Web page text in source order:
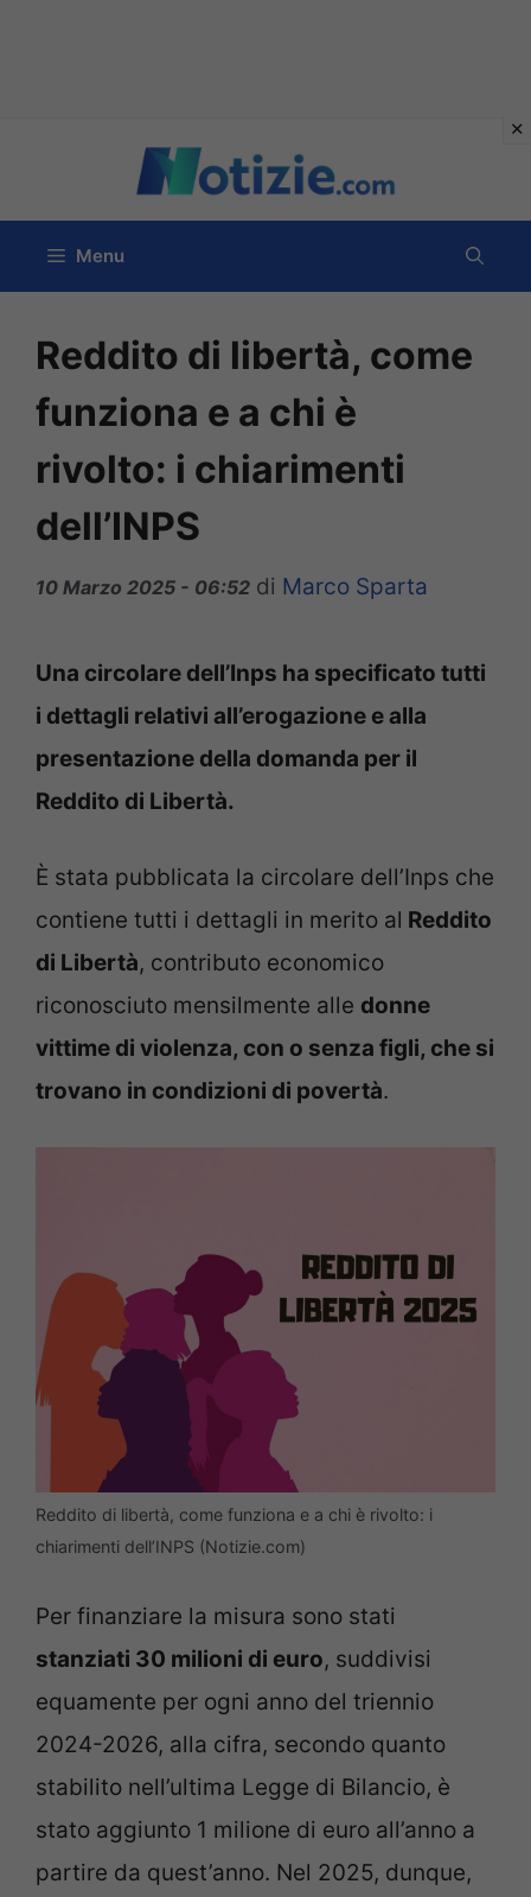
contenuto
Menu
Reddito di libertà, come
funziona e a chi è
rivolto: i chiarimenti
dell’INPS
10 Marzo 2025 - 06:52 di Marco Sparta
Una circolare dell’Inps ha specificato tutti
i dettagli relativi all’erogazione e alla
presentazione della domanda per il
Reddito di Libertà.
È stata pubblicata la circolare dell’Inps che
contiene tutti i dettagli in merito al Reddito
di Libertà, contributo economico
riconosciuto mensilmente alle donne
vittime di violenza, con o senza figli, che si
trovano in condizioni di povertà.
Reddito di libertà, come funziona e a chi è rivolto: i
chiarimenti dell’INPS (Notizie.com)
Per finanziare la misura sono stati
stanziati 30 milioni di euro, suddivisi
equamente per ogni anno del triennio
2024-2026, alla cifra, secondo quanto
stabilito nell’ultima Legge di Bilancio, è
stato aggiunto 1 milione di euro all’anno a
partire da quest’anno. Nel 2025, dunque,